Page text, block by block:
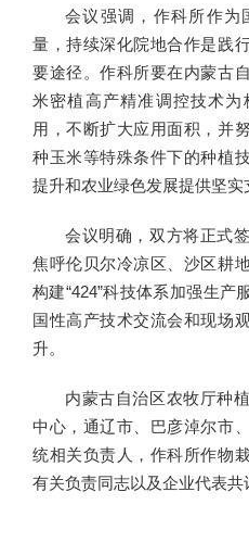
会议强调，作科所作为
量，持续深化院地合作是践
要途径。作科所要在内蒙古
米密植高产精准调控技术
用，不断扩大应用面积，并
种玉米等特殊条件下的种植
提升和农业绿色发展提供坚实
会议明确，双方将正式
焦呼伦贝尔冷凉区、沙区耕
构建“424”科技体系加强生产
国性高产技术交流会和现场
升。
内蒙古自治区农牧厅种
中心，通辽市、巴彦淖尔市
统相关负责人，作科所作物
有关负责同志以及企业代表共